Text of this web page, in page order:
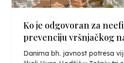
Ko je odgovoran za
prevenciju vršnjačkog
Danima bh. javnost potresa